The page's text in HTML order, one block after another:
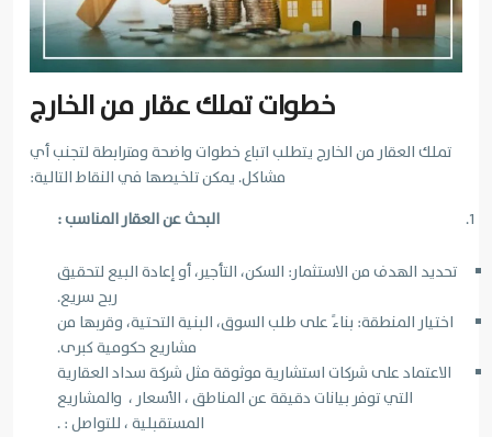
خطوات تملك عقار من الخارج
تملك العقار من الخارج يتطلب اتباع خطوات واضحة ومترابطة لتجنب أي
مشاكل. يمكن تلخيصها في النقاط التالية:
البحث عن العقار المناسب :
تحديد الهدف من الاستثمار: السكن، التأجير، أو إعادة البيع لتحقيق
ربح سريع.
اختيار المنطقة: بناءً على طلب السوق، البنية التحتية، وقربها من
مشاريع حكومية كبرى.
الاعتماد على شركات استشارية موثوقة مثل شركة سداد العقارية
التي توفر بيانات دقيقة عن المناطق ، الأسعار ، والمشاريع
المستقبلية ، للتواصل : .